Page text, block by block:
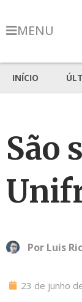
MENU
INÍCIO
São
Por Luis
23 de junho